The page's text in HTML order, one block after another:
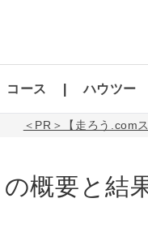
コース ハウツー
＜PR＞【走ろう.com
概要と結